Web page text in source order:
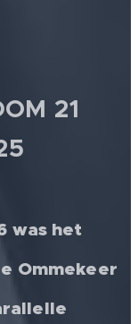
21
💫
was het
Ommekeer